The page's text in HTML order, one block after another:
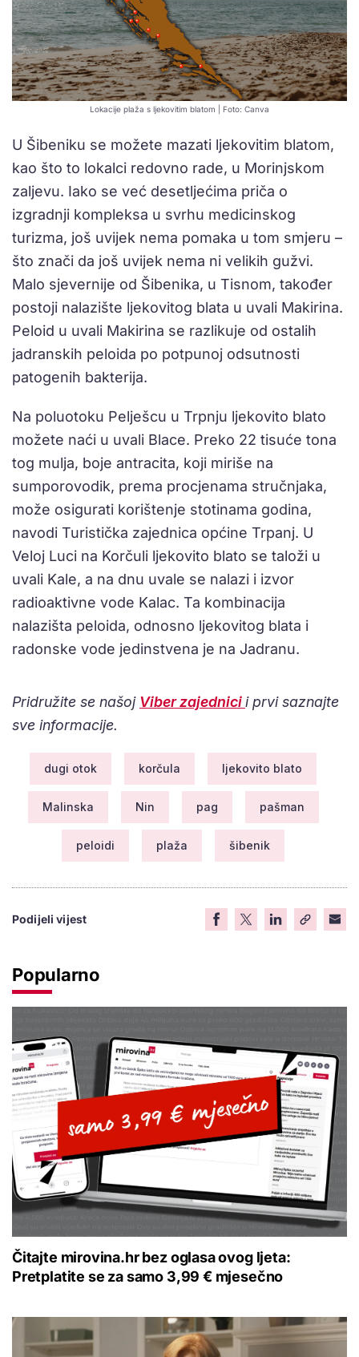
Lokacije plaža s ljekovitim blatom | Foto: Canva
U Šibeniku se možete mazati ljekovitim blatom,
kao što to lokalci redovno rade, u Morinjskom
zaljevu. Iako se već desetljećima priča o
izgradnji kompleksa u svrhu medicinskog
turizma, još uvijek nema pomaka u tom smjeru –
što znači da još uvijek nema ni velikih gužvi.
Malo sjevernije od Šibenika, u Tisnom, također
postoji nalazište ljekovitog blata u uvali Makirina.
Peloid u uvali Makirina se razlikuje od ostalih
jadranskih peloida po potpunoj odsutnosti
patogenih bakterija.
Na poluotoku Pelješcu u Trpnju ljekovito blato
možete naći u uvali Blace. Preko 22 tisuće tona
tog mulja, boje antracita, koji miriše na
sumporovodik, prema procjenama stručnjaka,
može osigurati korištenje stotinama godina,
navodi Turistička zajednica općine Trpanj. U
Veloj Luci na Korčuli ljekovito blato se taloži u
uvali Kale, a na dnu uvale se nalazi i izvor
radioaktivne vode Kalac. Ta kombinacija
nalazišta peloida, odnosno ljekovitog blata i
radonske vode jedinstvena je na Jadranu.
Pridružite se našoj Viber zajednicii prvi saznajte
sve informacije.
dugi otok korčula ljekovito blato
Malinska Nin pag pašman
peloidi plaža šibenik
Podijeli vijest
Popularno
Čitajte mirovina.hr bez oglasa ovog ljeta:
Pretplatite se za samo 3,99 € mjesečno